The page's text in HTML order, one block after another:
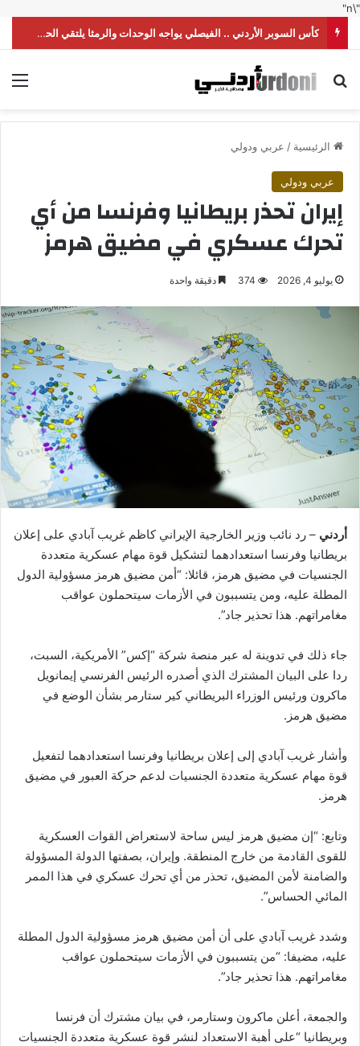
"\n"
كأس السوبر الأردني .. الفيصلي يواجه الوحدات والرمثا يلتقي الحسين
بحث عن
الرئيسية / عربي ودولي
عربي ودولي
إيران تحذر بريطانيا وفرنسا من أي
تحرك عسكري في مضيق هرمز
يوليو 4, 2026 374 دقيقة واحدة
أردني – رد نائب وزير الخارجية الإيراني كاظم غريب آبادي على إعلان
بريطانيا وفرنسا استعدادهما لتشكيل قوة مهام عسكرية متعددة
الجنسيات في مضيق هرمز، قائلا: “أمن مضيق هرمز مسؤولية الدول
المطلة عليه، ومن يتسببون في الأزمات سيتحملون عواقب
مغامراتهم. هذا تحذير جاد”.
جاء ذلك في تدوينة له عبر منصة شركة “إكس” الأمريكية، السبت،
ردا على البيان المشترك الذي أصدره الرئيس الفرنسي إيمانويل
ماكرون ورئيس الوزراء البريطاني كير ستارمر بشأن الوضع في
مضيق هرمز.
وأشار غريب آبادي إلى إعلان بريطانيا وفرنسا استعدادهما لتفعيل
قوة مهام عسكرية متعددة الجنسيات لدعم حركة العبور في مضيق
هرمز.
وتابع: “إن مضيق هرمز ليس ساحة لاستعراض القوات العسكرية
للقوى القادمة من خارج المنطقة. وإيران، بصفتها الدولة المسؤولة
والضامنة لأمن المضيق، تحذر من أي تحرك عسكري في هذا الممر
المائي الحساس”.
وشدد غريب آبادي على أن أمن مضيق هرمز مسؤولية الدول المطلة
عليه، مضيفا: “من يتسببون في الأزمات سيتحملون عواقب
مغامراتهم. هذا تحذير جاد”.
والجمعة، أعلن ماكرون وستارمر، في بيان مشترك أن فرنسا
وبريطانيا “على أهبة الاستعداد لنشر قوة عسكرية متعددة الجنسيات